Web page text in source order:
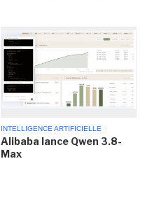
INTELLIGENCE ARTIFICIELLE
Alibaba lance Qwen 3.8-
Max